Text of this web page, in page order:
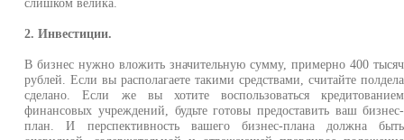
2. Инвестиции.
В бизнес нужно вложить значительную сумму, примерно 400 тысяч
рублей. Если вы располагаете такими средствами, считайте полдела
сделано. Если же вы хотите воспользоваться кредитованием
финансовых учреждений, будьте готовы предоставить ваш бизнес-
план. И перспективность вашего бизнес-плана должна быть